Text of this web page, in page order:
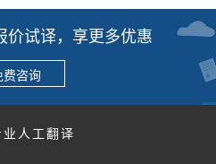
价试译，享更多优惠
费咨询
人工翻译